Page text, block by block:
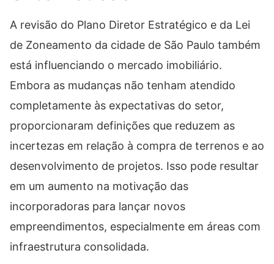
A revisão do Plano Diretor Estratégico e da Lei
de Zoneamento da cidade de São Paulo também
está influenciando o mercado imobiliário.
Embora as mudanças não tenham atendido
completamente às expectativas do setor,
proporcionaram definições que reduzem as
incertezas em relação à compra de terrenos e ao
desenvolvimento de projetos. Isso pode resultar
em um aumento na motivação das
incorporadoras para lançar novos
empreendimentos, especialmente em áreas com
infraestrutura consolidada.